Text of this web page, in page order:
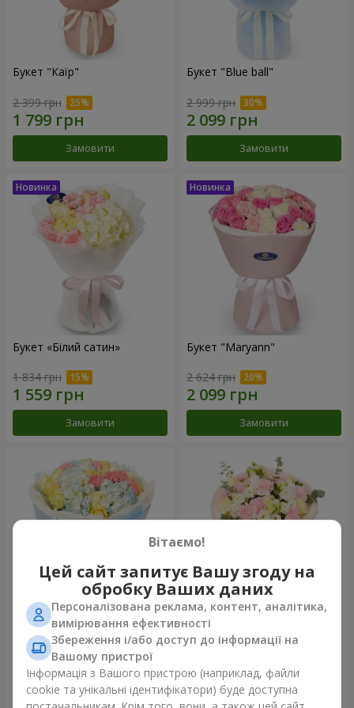
Букет "Каїр"
2 399 грн
Замовити
Букет "Blue ball"
2 999 грн
Замовити
Букет «Білий сатин»
1 834 грн
Замовити
Букет "Maryann"
2 624 грн
Замовити
Букет "Небесна блакить"
5 014 грн
Замовити
Букет "Secret"
Замовити
Вітаємо!
Цей сайт запитує Вашу згоду на
обробку Ваших даних
Персоналізована реклама, контент, аналітика,
вимірювання ефективності
Збереження і/або доступ до інформації на
Вашому пристрої
Інформація з Вашого пристрою (наприклад, файли
cookie та унікальні ідентифікатори) буде доступна